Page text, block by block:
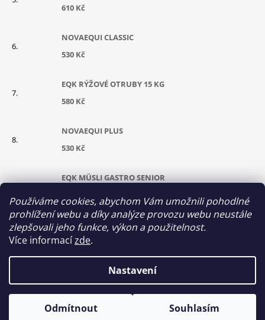
Používáme cookies, abychom Vám umožnili pohodlné
prohlížení webu a díky analýze provozu webu neustále
zlepšovali jeho funkce, výkon a použitelnost.
Více informacízde.
Nastavení
Odmítnout Souhlasím
610 Kč
NOVAEQUI CLASSIC
530 Kč
EQK RÝŽOVÉ OTRUBY 15 KG
580 Kč
NOVAEQUI PLUS
530 Kč
EQK MÜSLI GASTRO SENIOR
630 Kč
CUKROVARSKÉ ŘEPNÉ ŘÍZKY GRANULOVANÉ
290 Kč
© 2026 Equikrmiva. Všechna práva vyhrazena.
Upravit nastavení cookies